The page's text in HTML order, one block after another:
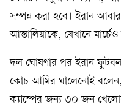
সম্পন্ন করা হবে। ইরান
আন্তালিয়াকে, যেখানে
দল ঘোষণার পর ইরান ফুটবল
কোচ আমির ঘালেনোই
ক্যাম্পের জন্য ৩০ জন